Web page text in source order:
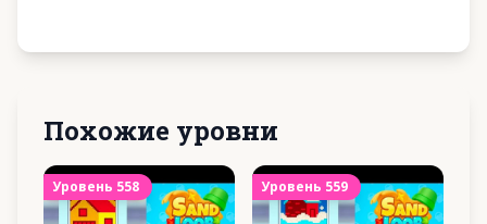
Похожие уровни
Уровень 558 Уровень 559